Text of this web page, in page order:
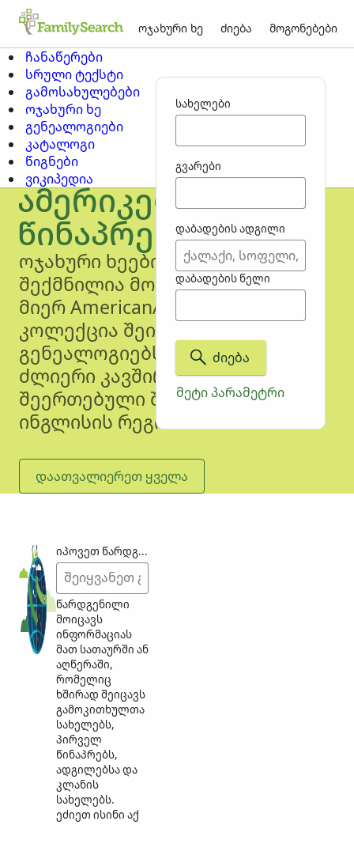
ოჯახური ხე ძიება მოგონებები
ჩანაწერები
სრული ტექსტი
გამოსახულებები
ოჯახური ხე
გენეალოგიები
კატალოგი
წიგნები
ვიკიპედია
ამერიკელი
წინაპრები
ოჯახური ხეები, რომლებიც
შექმნილია მომხმარებლების
მიერ AmericanAncestors-ში.
კოლექცია შეიცავს
გენეალოგიებს, რომლებსაც
ძლიერი კავშირები აქვთ
შეერთებული შტატების ახალი
ინგლისის რეგიონთან.
ᲓᲐᲐᲗᲕᲐᲚᲘᲔᲠᲔᲗ ᲧᲕᲔᲚᲐ
სახელები
გვარები
დაბადების ადგილი
დაბადების წელი
ᲫᲘᲔᲑᲐ
ᲛᲔᲢᲘ ᲞᲐᲠᲐᲛᲔᲢᲠᲘ
იპოვეთ წარდგენილი საკვანძო სიტყვის მიხედვით
წარდგენილი
მოიცავს
ინფორმაციას
მათ სათაურში ან
აღწერაში,
რომელიც
ხშირად შეიცავს
გამოკითხულთა
სახელებს,
პირველ
წინაპრებს,
ადგილებსა და
კლანის
სახელებს.
ეძიეთ ისინი აქ